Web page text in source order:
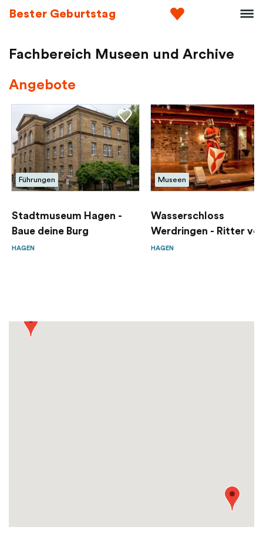
Bester Geburtstag
Fachbereich Museen und Archive
Angebote
Führungen
Stadtmuseum Hagen -
Baue deine Burg
HAGEN
Museen
Wasserschloss
Werdringen - Ritter
Werd...
HAGEN